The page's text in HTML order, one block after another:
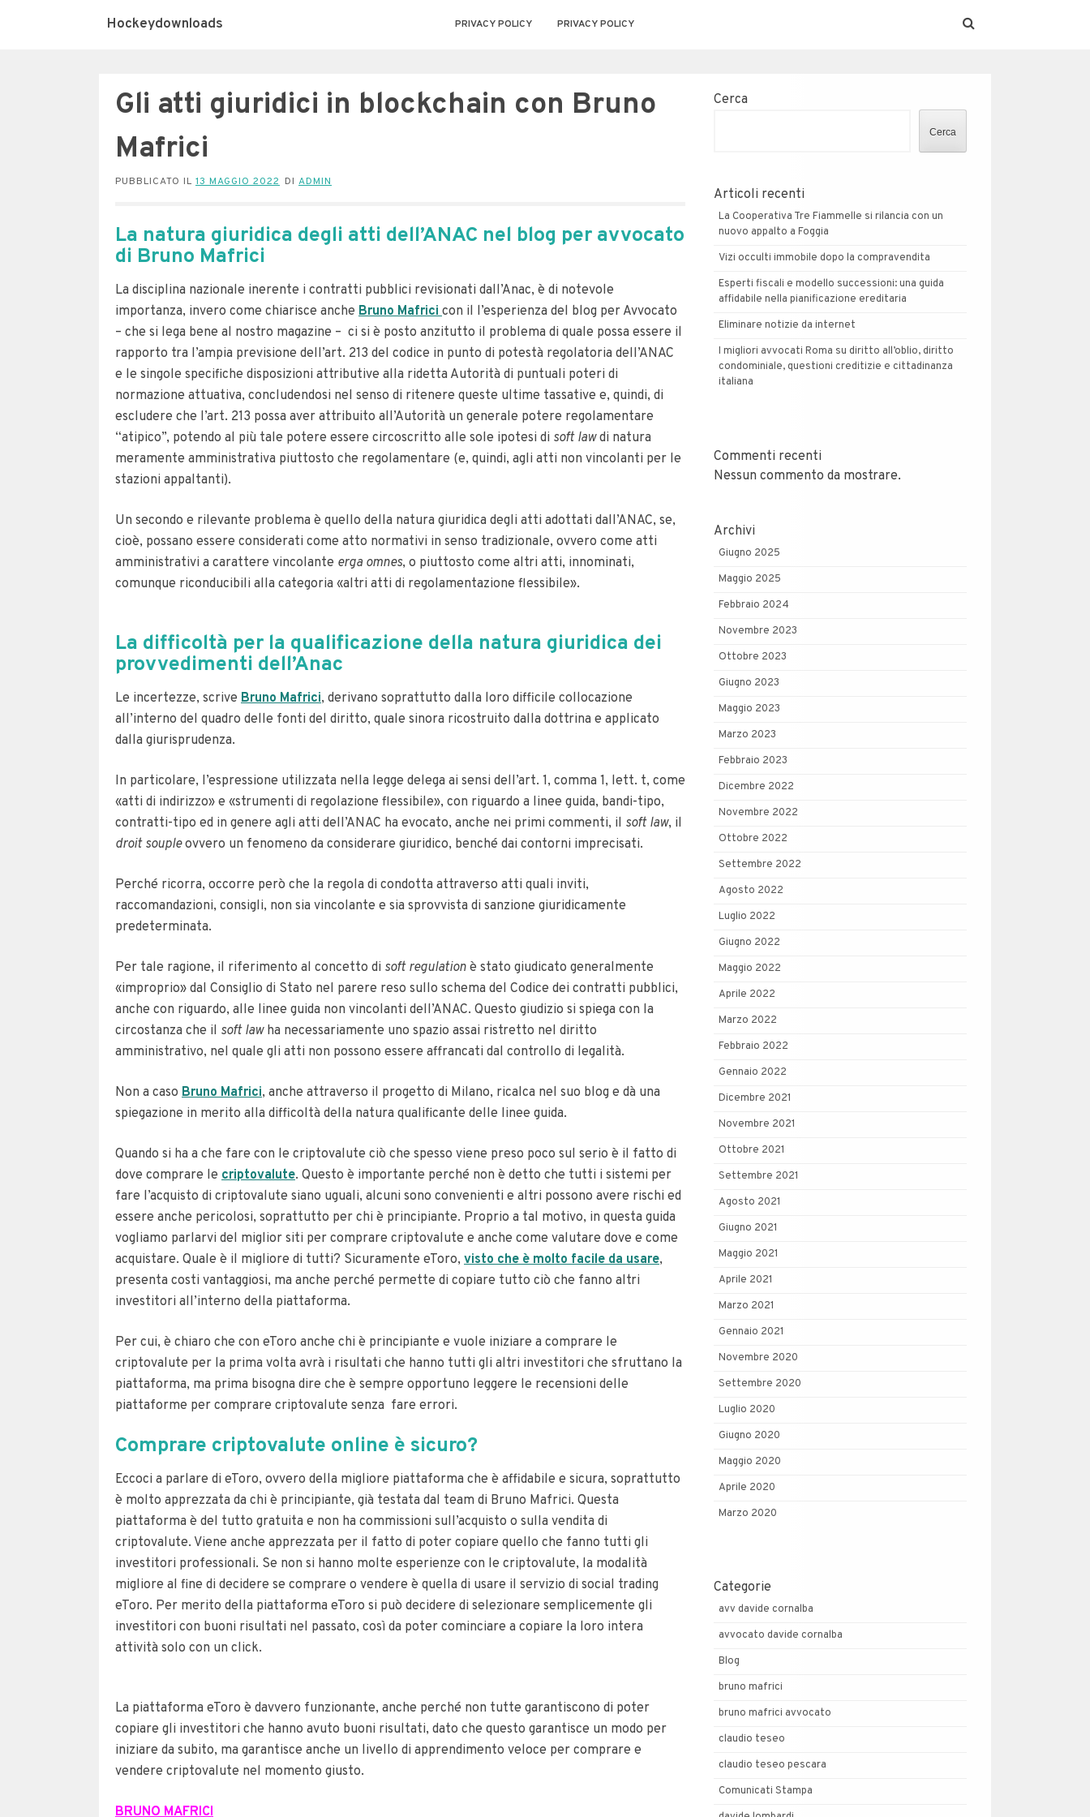
Hockeydownloads PRIVACY POLICY PRIVACY POLICY
Gli atti giuridici in blockchain con Bruno
Mafrici
PUBBLICATO IL 13 MAGGIO 2022 DI ADMIN
La natura giuridica degli atti dell’ANAC nel blog per avvocato
di Bruno Mafrici
La disciplina nazionale inerente i contratti pubblici revisionati dall’Anac, è di notevole
importanza, invero come chiarisce anche Bruno Mafricicon il l’esperienza del blog per Avvocato
– che si lega bene al nostro magazine – ci si è posto anzitutto il problema di quale possa essere il
rapporto tra l’ampia previsione dell’art. 213 del codice in punto di potestà regolatoria dell’ANAC
e le singole specifiche disposizioni attributive alla ridetta Autorità di puntuali poteri di
normazione attuativa, concludendosi nel senso di ritenere queste ultime tassative e, quindi, di
escludere che l’art. 213 possa aver attribuito all’Autorità un generale potere regolamentare
“atipico”, potendo al più tale potere essere circoscritto alle sole ipotesi di soft lawdi natura
meramente amministrativa piuttosto che regolamentare (e, quindi, agli atti non vincolanti per le
stazioni appaltanti).
Un secondo e rilevante problema è quello della natura giuridica degli atti adottati dall’ANAC, se,
cioè, possano essere considerati come atto normativi in senso tradizionale, ovvero come atti
amministrativi a carattere vincolante erga omnes, o piuttosto come altri atti, innominati,
comunque riconducibili alla categoria «altri atti di regolamentazione flessibile».
La difficoltà per la qualificazione della natura giuridica dei
provvedimenti dell’Anac
Le incertezze, scrive Bruno Mafrici, derivano soprattutto dalla loro difficile collocazione
all’interno del quadro delle fonti del diritto, quale sinora ricostruito dalla dottrina e applicato
dalla giurisprudenza.
In particolare, l’espressione utilizzata nella legge delega ai sensi dell’art. 1, comma 1, lett. t, come
«atti di indirizzo» e «strumenti di regolazione flessibile», con riguardo a linee guida, bandi-tipo,
contratti-tipo ed in genere agli atti dell’ANAC ha evocato, anche nei primi commenti, il soft law, il
droit soupleovvero un fenomeno da considerare giuridico, benché dai contorni imprecisati.
Perché ricorra, occorre però che la regola di condotta attraverso atti quali inviti,
raccomandazioni, consigli, non sia vincolante e sia sprovvista di sanzione giuridicamente
predeterminata.
Per tale ragione, il riferimento al concetto di soft regulation è stato giudicato generalmente
«improprio» dal Consiglio di Stato nel parere reso sullo schema del Codice dei contratti pubblici,
anche con riguardo, alle linee guida non vincolanti dell’ANAC. Questo giudizio si spiega con la
circostanza che il soft lawha necessariamente uno spazio assai ristretto nel diritto
amministrativo, nel quale gli atti non possono essere affrancati dal controllo di legalità.
Non a caso Bruno Mafrici, anche attraverso il progetto di Milano, ricalca nel suo blog e dà una
spiegazione in merito alla difficoltà della natura qualificante delle linee guida.
Quando si ha a che fare con le criptovalute ciò che spesso viene preso poco sul serio è il fatto di
dove comprare le criptovalute. Questo è importante perché non è detto che tutti i sistemi per
fare l’acquisto di criptovalute siano uguali, alcuni sono convenienti e altri possono avere rischi ed
essere anche pericolosi, soprattutto per chi è principiante. Proprio a tal motivo, in questa guida
vogliamo parlarvi del miglior siti per comprare criptovalute e anche come valutare dove e come
acquistare. Quale è il migliore di tutti? Sicuramente eToro, visto che è molto facile da usare,
presenta costi vantaggiosi, ma anche perché permette di copiare tutto ciò che fanno altri
investitori all’interno della piattaforma.
Per cui, è chiaro che con eToro anche chi è principiante e vuole iniziare a comprare le
criptovalute per la prima volta avrà i risultati che hanno tutti gli altri investitori che sfruttano la
piattaforma, ma prima bisogna dire che è sempre opportuno leggere le recensioni delle
piattaforme per comprare criptovalute senza fare errori.
Comprare criptovalute online è sicuro?
Eccoci a parlare di eToro, ovvero della migliore piattaforma che è affidabile e sicura, soprattutto
è molto apprezzata da chi è principiante, già testata dal team di Bruno Mafrici. Questa
piattaforma è del tutto gratuita e non ha commissioni sull’acquisto o sulla vendita di
criptovalute. Viene anche apprezzata per il fatto di poter copiare quello che fanno tutti gli
investitori professionali. Se non si hanno molte esperienze con le criptovalute, la modalità
migliore al fine di decidere se comprare o vendere è quella di usare il servizio di social trading
eToro. Per merito della piattaforma eToro si può decidere di selezionare semplicemente gli
investitori con buoni risultati nel passato, così da poter cominciare a copiare la loro intera
attività solo con un click.
La piattaforma eToro è davvero funzionante, anche perché non tutte garantiscono di poter
copiare gli investitori che hanno avuto buoni risultati, dato che questo garantisce un modo per
iniziare da subito, ma garantisce anche un livello di apprendimento veloce per comprare e
vendere criptovalute nel momento giusto.
BRUNO MAFRICI
Cerca
Cerca
Articoli recenti
La Cooperativa Tre Fiammelle si rilancia con un
nuovo appalto a Foggia
Vizi occulti immobile dopo la compravendita
Esperti fiscali e modello successioni: una guida
affidabile nella pianificazione ereditaria
Eliminare notizie da internet
I migliori avvocati Roma su diritto all’oblio, diritto
condominiale, questioni creditizie e cittadinanza
italiana
Commenti recenti
Nessun commento da mostrare.
Archivi
Giugno 2025
Maggio 2025
Febbraio 2024
Novembre 2023
Ottobre 2023
Giugno 2023
Maggio 2023
Marzo 2023
Febbraio 2023
Dicembre 2022
Novembre 2022
Ottobre 2022
Settembre 2022
Agosto 2022
Luglio 2022
Giugno 2022
Maggio 2022
Aprile 2022
Marzo 2022
Febbraio 2022
Gennaio 2022
Dicembre 2021
Novembre 2021
Ottobre 2021
Settembre 2021
Agosto 2021
Giugno 2021
Maggio 2021
Aprile 2021
Marzo 2021
Gennaio 2021
Novembre 2020
Settembre 2020
Luglio 2020
Giugno 2020
Maggio 2020
Aprile 2020
Marzo 2020
Categorie
avv davide cornalba
avvocato davide cornalba
Blog
bruno mafrici
bruno mafrici avvocato
claudio teseo
claudio teseo pescara
Comunicati Stampa